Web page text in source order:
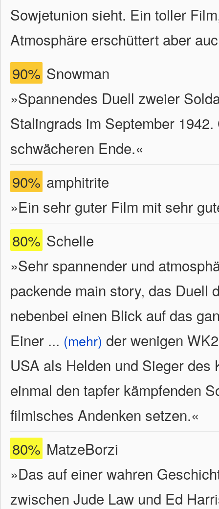
Sowjetunion sieht. Ein toller
Atmosphäre erschüttert aber
90% Snowman
»Spannendes Duell zweier
Stalingrads im September
schwächeren Ende.«
90% amphitrite
»Ein sehr guter Film mit sehr
80% Schelle
»Sehr spannender und
packende main story, das Duell
nebenbei einen Blick auf das
Einer ... (mehr) der wenigen
USA als Helden und Sieger
einmal den tapfer kämpfenden
filmisches Andenken setzen.«
80% MatzeBorzi
»Das auf einer wahren
zwischen Jude Law und Ed